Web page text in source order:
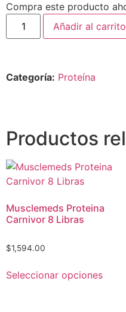
Compra este producto
Añadir al carrito
Categoría: Proteína
Productos
Musclemeds Proteina
Carnivor 8 Libras
$1,594.00
Seleccionar opciones